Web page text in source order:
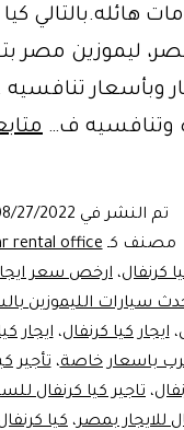
هائله.بالتالي
ليموزين مصر
وبأسعار تنافسيه
وتنافسيه ف…
تم النشر في 27/2022
مصنف كـrental office
كرنفال، ارخص سعر
سيارات الليموزين
،ايجار كيا كرنفال،ايجار كيا
باسعار خاصة،تأجير
، تاجير كيا كرنفال
للايجار بمصر، كيا